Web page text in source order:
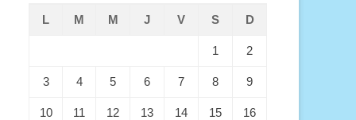
L M M J V S D
1 2
3 4 5 6 7 8 9
10 11 12 13 14 15 16